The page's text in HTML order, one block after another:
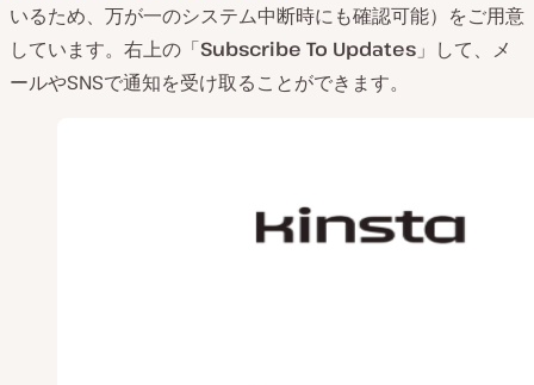
いるため、万が一のシステム中断時にも確認可能）をご用意
しています。右上の「Subscribe To Updates 」して、メ
ールやSNSで通知を受け取ることができます。